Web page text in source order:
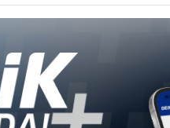
milyon dolarlık ticaret
iş dünyasının temsilcileri,
Arasında İş Birliği Anlaşması
https://drive.google.com/